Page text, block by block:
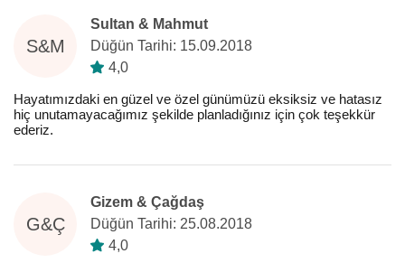
S&M
Sultan & Mahmut
Düğün Tarihi: 15.09.2018
4,0
Hayatımızdaki en güzel ve özel günümüzü eksiksiz ve hatasız
hiç unutamayacağımız şekilde planladığınız için çok teşekkür
ederiz.
G&Ç
Gizem & Çağdaş
Düğün Tarihi: 25.08.2018
4,0